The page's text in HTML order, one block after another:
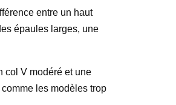
entre un haut
épaules larges, une
col V modéré et une
les modèles trop